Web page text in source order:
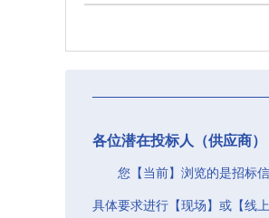
各位潜在投标人（供应商）
您【当前】浏览的是招标
具体要求进行【现场】或【线